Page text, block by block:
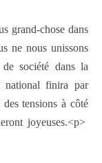
grand-chose dans
ne nous unissons
société dans la
national finira par
tensions à côté
joyeuses.<p>